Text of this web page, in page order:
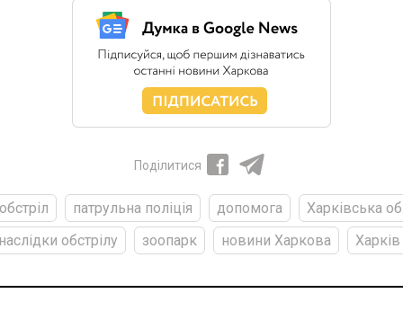
Поділитися
обстріл патрульна поліція допомога
Харківська
обстрілу
зоопарк новини Харкова Харків